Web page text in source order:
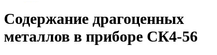
Содержание драгоценных
металлов в приборе СК4-56